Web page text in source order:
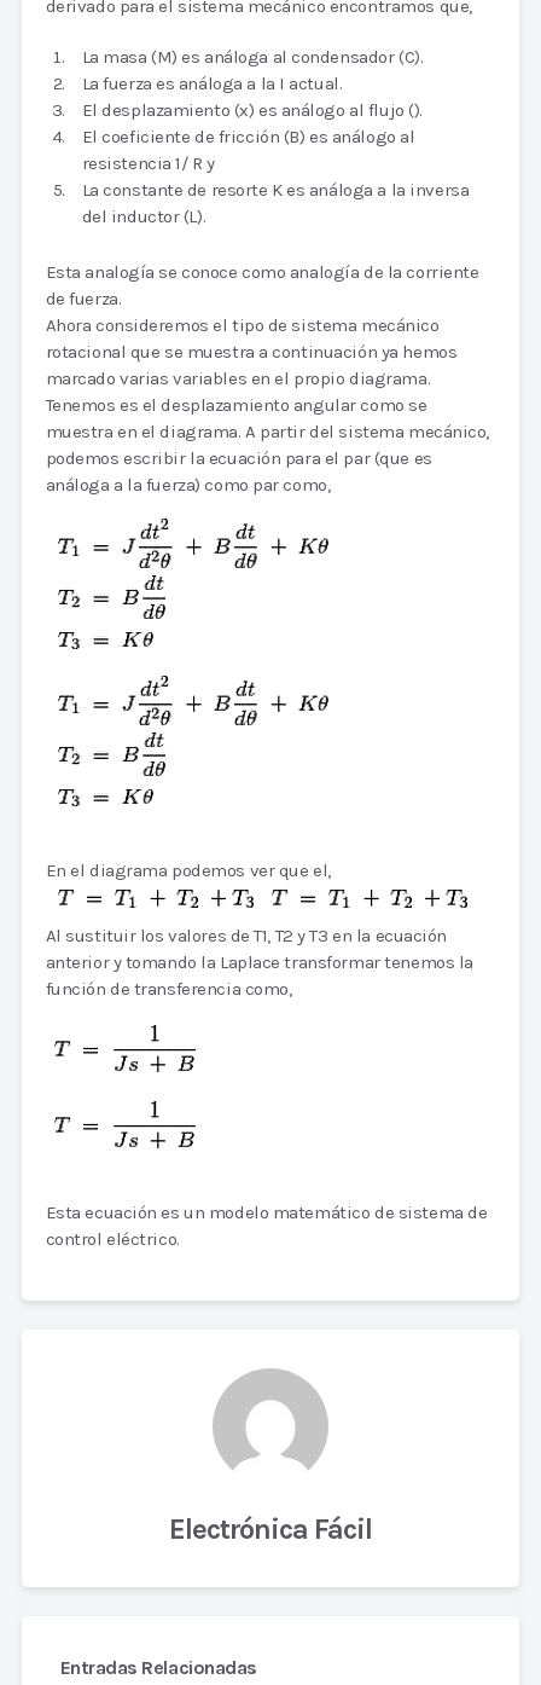
derivado para el sistema mecánico encontramos que,
La masa (M) es análoga al condensador (C).
La fuerza es análoga a la I actual.
El desplazamiento (x) es análogo al flujo ().
El coeficiente de fricción (B) es análogo al
resistencia 1/ R y
La constante de resorte K es análoga a la inversa
del inductor (L).
Esta analogía se conoce como analogía de la corriente
de fuerza.
Ahora consideremos el tipo de sistema mecánico
rotacional que se muestra a continuación ya hemos
marcado varias variables en el propio diagrama.
Tenemos es el desplazamiento angular como se
muestra en el diagrama. A partir del sistema mecánico,
podemos escribir la ecuación para el par (que es
análoga a la fuerza) como par como,
En el diagrama podemos ver que el,
Al sustituir los valores de T1, T2 y T3 en la ecuación
anterior y tomando la Laplace transformar tenemos la
función de transferencia como,
Esta ecuación es un modelo matemático de sistema de
control eléctrico.
Electrónica Fácil
Entradas Relacionadas